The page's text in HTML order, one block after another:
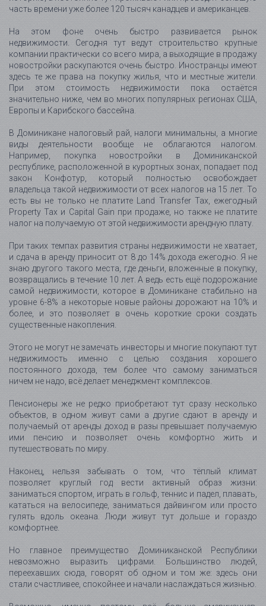
часть времени уже более 120 тысяч канадцев и американцев.
На этом фоне очень быстро развивается рынок
недвижимости. Сегодня тут ведут строительство крупные
компании практически со всего мира, а выходящие в продажу
новостройки раскупаются очень быстро. Иностранцы имеют
здесь те же права на покупку жилья, что и местные жители.
При этом стоимость недвижимости пока остаётся
значительно ниже, чем во многих популярных регионах США,
Европы и Карибского бассейна.
В Доминикане налоговый рай, налоги минимальны, а многие
виды деятельности вообще не облагаются налогом.
Например, покупка новостройки в Доминиканской
республике, расположенной в курортных зонах, попадает под
закон Конфотур, который полностью освобождает
владельца такой недвижимости от всех налогов на 15 лет. То
есть вы не только не платите Land Transfer Tax, ежегодный
Property Tax и Capital Gain при продаже, но также не платите
налог на получаемую от этой недвижимости арендную плату.
При таких темпах развития страны недвижимости не хватает,
и сдача в аренду приносит от 8 до 14% дохода ежегодно. Я не
знаю другого такого места, где деньги, вложенные в покупку,
возвращались в течение 10 лет. А ведь есть ещё подорожание
самой недвижимости, которое в Доминикане стабильно на
уровне 6-8% а некоторые новые районы дорожают на 10% и
более, и это позволяет в очень короткие сроки создать
существенные накопления.
Этого не могут не замечать инвесторы и многие покупают тут
недвижимость именно с целью создания хорошего
постоянного дохода, тем более что самому заниматься
ничем не надо, всё делает менеджмент комплексов.
Пенсионеры же не редко приобретают тут сразу несколько
объектов, в одном живут сами а другие сдают в аренду и
получаемый от аренды доход в разы превышает получаемую
ими пенсию и позволяет очень комфортно жить и
путешествовать по миру.
Наконец, нельзя забывать о том, что тёплый климат
позволяет круглый год вести активный образ жизни:
заниматься спортом, играть в гольф, теннис и падел, плавать,
кататься на велосипеде, заниматься дайвингом или просто
гулять вдоль океана. Люди живут тут дольше и гораздо
комфортнее.
Но главное преимущество Доминиканской Республики
невозможно выразить цифрами. Большинство людей,
переехавших сюда, говорят об одном и том же: здесь они
стали счастливее, спокойнее и начали наслаждаться жизнью.